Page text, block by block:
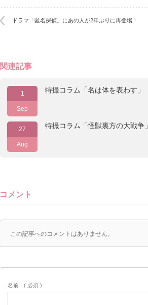
ドラマ「匿名探偵」にあの人が2年ぶりに再登場！
関連記事
1
Sep
特撮コラム「名は体を表わす」
27
Aug
特撮コラム「怪獣裏方の大戦争」
コメント
この記事へのコメントはありません。
名前 ( 必須 )